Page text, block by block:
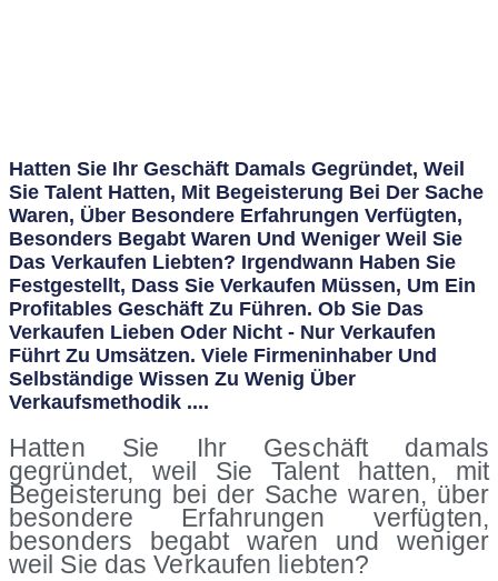
Hatten Sie Ihr Geschäft Damals Gegründet, Weil
Sie Talent Hatten, Mit Begeisterung Bei Der Sache
Waren, Über Besondere Erfahrungen Verfügten,
Besonders Begabt Waren Und Weniger Weil Sie
Das Verkaufen Liebten? Irgendwann Haben Sie
Festgestellt, Dass Sie Verkaufen Müssen, Um Ein
Profitables Geschäft Zu Führen. Ob Sie Das
Verkaufen Lieben Oder Nicht - Nur Verkaufen
Führt Zu Umsätzen. Viele Firmeninhaber Und
Selbständige Wissen Zu Wenig Über
Verkaufsmethodik ....
Hatten Sie Ihr Geschäft damals
gegründet, weil Sie Talent hatten, mit
Begeisterung bei der Sache waren, über
besondere Erfahrungen verfügten,
besonders begabt waren und weniger
weil Sie das Verkaufen liebten?